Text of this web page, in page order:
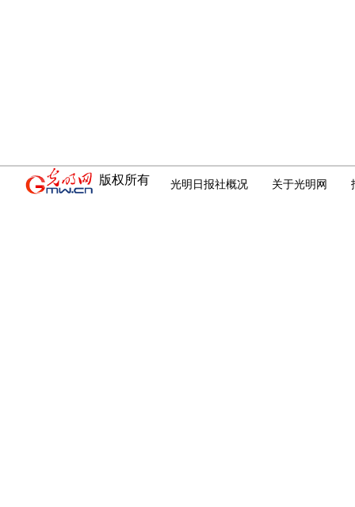
版权所有 光明日报社概况 关于光明网